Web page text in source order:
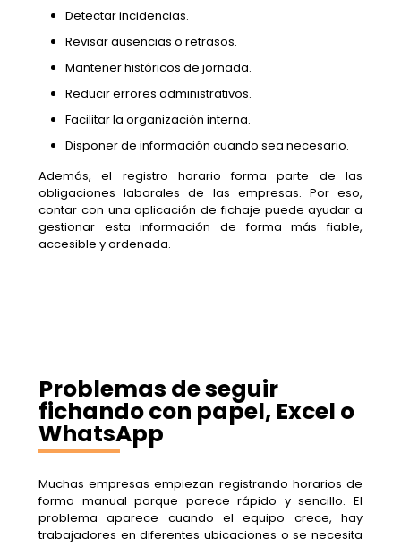
Detectar incidencias.
Revisar ausencias o retrasos.
Mantener históricos de jornada.
Reducir errores administrativos.
Facilitar la organización interna.
Disponer de información cuando sea necesario.
Además, el registro horario forma parte de las
obligaciones laborales de las empresas. Por eso,
contar con una aplicación de fichaje puede ayudar a
gestionar esta información de forma más fiable,
accesible y ordenada.
Problemas de seguir
fichando con papel, Excel o
WhatsApp
Muchas empresas empiezan registrando horarios de
forma manual porque parece rápido y sencillo. El
problema aparece cuando el equipo crece, hay
trabajadores en diferentes ubicaciones o se necesita